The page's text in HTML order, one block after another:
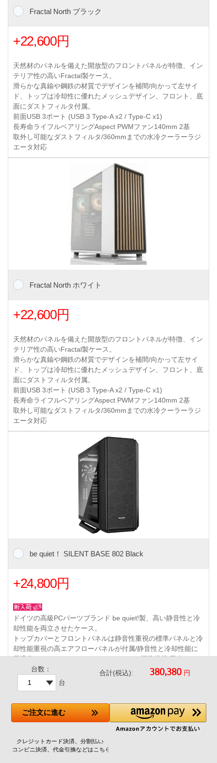
Fractal North ブラック
+22,600円
天然材のパネルを備えた開放型のフロントパネルが特徴、イン
テリア性の高いFractal製ケース。
滑らかな真鍮や鋼鉄の材質でデザインを補間/向かって左サイ
ド、トップは冷却性に優れたメッシュデザイン、フロント、底
面にダストフィルタ付属。
前面USB 3ポート (USB 3 Type-A x2 / Type-C x1)
長寿命ライフルベアリングAspect PWMファン140mm 2基
取外し可能なダストフィルタ/360mmまでの水冷クーラーラジ
エータ対応
Fractal North ホワイト
+22,600円
天然材のパネルを備えた開放型のフロントパネルが特徴、イン
テリア性の高いFractal製ケース。
滑らかな真鍮や鋼鉄の材質でデザインを補間/向かって左サイ
ド、トップは冷却性に優れたメッシュデザイン、フロント、底
面にダストフィルタ付属。
前面USB 3ポート (USB 3 Type-A x2 / Type-C x1)
長寿命ライフルベアリングAspect PWMファン140mm 2基
取外し可能なダストフィルタ/360mmまでの水冷クーラーラジ
エータ対応
be quiet！ SILENT BASE 802 Black
+24,800円
ドイツの高級PCパーツブランド be quiet!製、高い静音性と冷
却性能を両立させたケース。
トップカバーとフロントパネルは静音性重視の標準パネルと冷
却性能重視の高エアフローパネルが付属/静音性と冷却性能に
最適化されたPure Wings 2 140mmファン標準搭載/最大10mm
厚の防音マットを前面と側面に装備/振動を最小限に抑える設
計/調整可能な4段階のファンコントローラー/強化ガラス製サイ
ドウィンドウ/フロントUSB 3ポート (Type-C x1/Type A x2)
/360mmまでの大型ラジエータ対応 など
台数：
台
合計(税込): 円
ご注文に進む